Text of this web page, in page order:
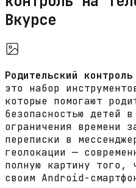
Вкурсе
Родительский
это набор
которые помогают
безопасностью детей
ограничения времени
переписки в
геолокации —
полную картину того,
своим Android-